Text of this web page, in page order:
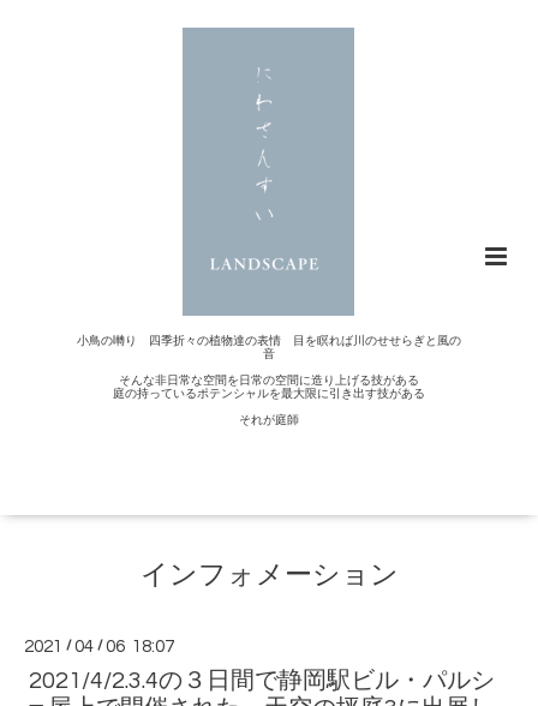
小鳥の囀り 四季折々の植物達の表情 目を瞑れば川のせせらぎと風の
音
そんな非日常な空間を日常の空間に造り上げる技がある
庭の持っているポテンシャルを最大限に引き出す技がある
それが庭師
インフォメーション
2021 /04 /06 18:07
2021/4/2.3.4の３日間で静岡駅ビル・パルシ